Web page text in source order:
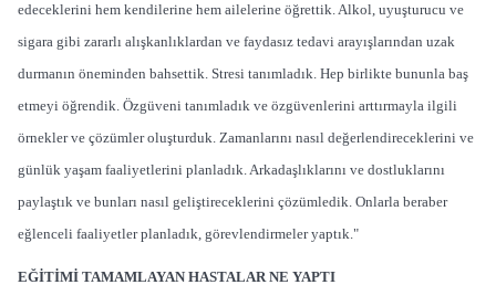
edeceklerini hem kendilerine hem ailelerine öğrettik. Alkol, uyuşturucu ve
sigara gibi zararlı alışkanlıklardan ve faydasız tedavi arayışlarından uzak
durmanın öneminden bahsettik. Stresi tanımladık. Hep birlikte bununla baş
etmeyi öğrendik. Özgüveni tanımladık ve özgüvenlerini arttırmayla ilgili
örnekler ve çözümler oluşturduk. Zamanlarını nasıl değerlendireceklerini ve
günlük yaşam faaliyetlerini planladık. Arkadaşlıklarını ve dostluklarını
paylaştık ve bunları nasıl geliştireceklerini çözümledik. Onlarla beraber
eğlenceli faaliyetler planladık, görevlendirmeler yaptık."
EĞİTİMİ TAMAMLAYAN HASTALAR NE YAPTI